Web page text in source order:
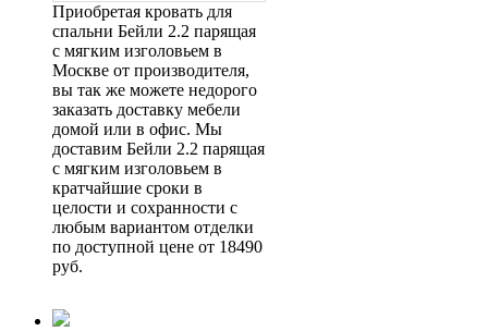
Приобретая кровать для
спальни Бейли 2.2 парящая
с мягким изголовьем в
Москве от производителя,
вы так же можете недорого
заказать доставку мебели
домой или в офис. Мы
доставим Бейли 2.2 парящая
с мягким изголовьем в
кратчайшие сроки в
целости и сохранности с
любым вариантом отделки
по доступной цене от 18490
руб.